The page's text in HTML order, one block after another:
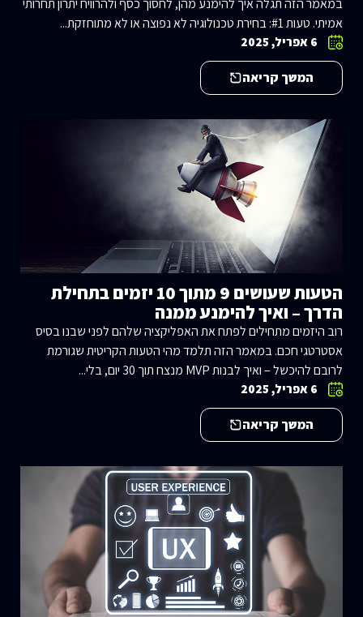
במאמר הזה תגלה איך להימנע מהן, לחסוך כסף ולהרוויח יתרון תחרותי
אמיתי. טעות #1: בחירת טכנולוגיה לא נפוצה או לא מתוחזקת...
6 אפריל, 2025
המשך קריאה
הטעות שעושים 9 מתוך 10 יזמים בתחילת
הדרך – ואיך להימנע ממנה
רוב היזמים מתחילים לפתח את האפליקציה שלהם לפני שבנו בסיס
אסטרטגי חכם. במאמר הזה תלמד מהי הטעות הקריטית שגורמת
לרובם להיכשל – ואיך לבנות MVP מנצח תוך 30 יום, בלי...
6 אפריל, 2025
המשך קריאה